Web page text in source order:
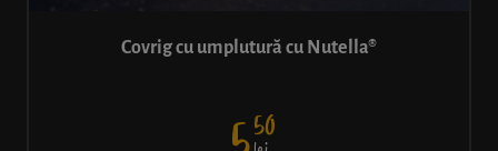
Covrig cu umplutură cu Nutella®
50